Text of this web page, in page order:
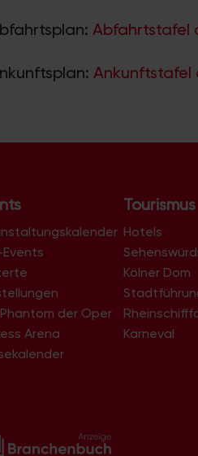
Abfahrtstafel
Ankunftstafel
der Oper
Arena
Tourismus
Hotels
Kölner Dom
Karneval